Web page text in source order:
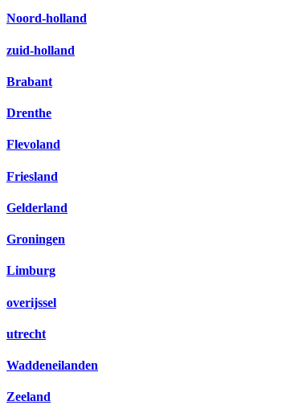
Noord-holland
zuid-holland
Brabant
Drenthe
Flevoland
Friesland
Gelderland
Groningen
Limburg
overijssel
utrecht
Waddeneilanden
Zeeland